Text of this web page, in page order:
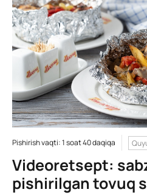
Pishirish vaqti: 1 soat 40 daqiqa
Videoretsept:
pishirilgan tovuq